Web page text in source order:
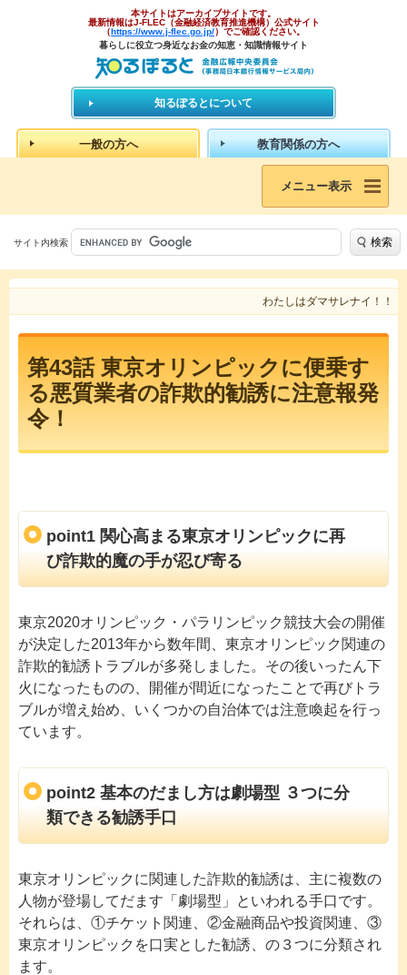
本サイトはアーカイブサイトです。
最新情報はJ-FLEC（金融経済教育推進機構）公式サイト
（https://www.j-flec.go.jp/）でご確認ください。
暮らしに役立つ身近なお金の知恵・知識情報サイト
知るぽるとについて
一般の方へ 教育関係の方へ
メニュー表示
サイト内検索 検索
わたしはダマサレナイ！！
第43話 東京オリンピックに便乗す
る悪質業者の詐欺的勧誘に注意報発
令！
point1 関心高まる東京オリンピックに再
び詐欺的魔の手が忍び寄る
東京2020オリンピック・パラリンピック競技大会の開催
が決定した2013年から数年間、東京オリンピック関連の
詐欺的勧誘トラブルが多発しました。その後いったん下
火になったものの、開催が間近になったことで再びトラ
ブルが増え始め、いくつかの自治体では注意喚起を行っ
ています。
point2 基本のだまし方は劇場型 ３つに分
類できる勧誘手口
東京オリンピックに関連した詐欺的勧誘は、主に複数の
人物が登場してだます「劇場型」といわれる手口です。
それらは、①チケット関連、②金融商品や投資関連、③
東京オリンピックを口実とした勧誘、の３つに分類され
ます。